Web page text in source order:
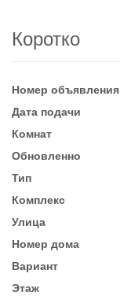
Коротко
Номер объявления
Дата подачи
Комнат
Обновленно
Тип
Комплекс
Улица
Номер дома
Вариант
Этаж